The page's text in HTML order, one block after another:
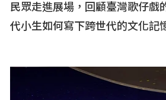
民眾走進展場，回顧臺灣歌仔戲
代小生如何寫下跨世代的文化記